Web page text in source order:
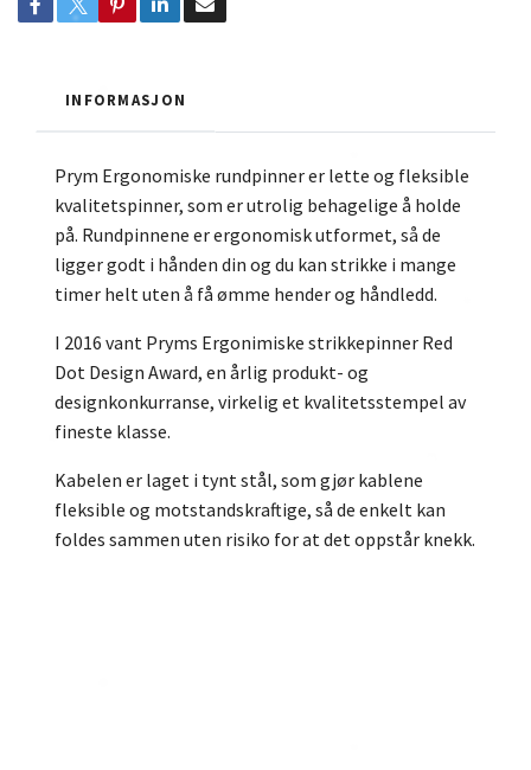
INFORMASJON
Prym Ergonomiske rundpinner er lette og fleksible
kvalitetspinner, som er utrolig behagelige å holde
på. Rundpinnene er ergonomisk utformet, så de
ligger godt i hånden din og du kan strikke i mange
timer helt uten å få ømme hender og håndledd.
I 2016 vant Pryms Ergonimiske strikkepinner Red
Dot Design Award, en årlig produkt- og
designkonkurranse, virkelig et kvalitetsstempel av
fineste klasse.
Kabelen er laget i tynt stål, som gjør kablene
fleksible og motstandskraftige, så de enkelt kan
foldes sammen uten risiko for at det oppstår knekk.